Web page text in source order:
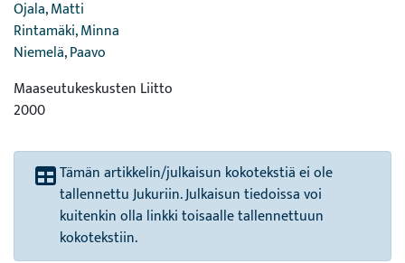
Ojala, Matti
Rintamäki, Minna
Niemelä, Paavo
Maaseutukeskusten Liitto
2000
Tämän artikkelin/julkaisun kokotekstiä ei ole
tallennettu Jukuriin. Julkaisun tiedoissa voi
kuitenkin olla linkki toisaalle tallennettuun
kokotekstiin.